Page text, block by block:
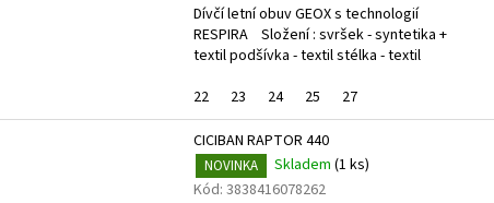
Dívčí letní obuv GEOX s technologií
RESPIRA Složení : svršek - syntetika +
textil podšívka - textil stélka - textil
22
23 24 25 27
CICIBAN RAPTOR 440
NOVINKA Skladem (1 ks)
Kód: 3838416078262